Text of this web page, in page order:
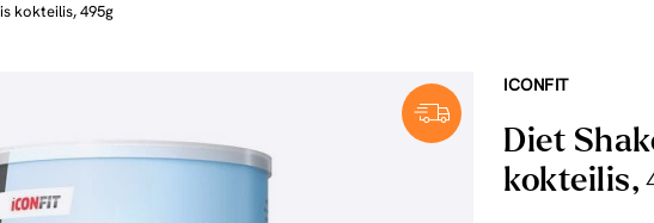
kokteilis, 495g
ICONFIT
Diet
kokteilis,